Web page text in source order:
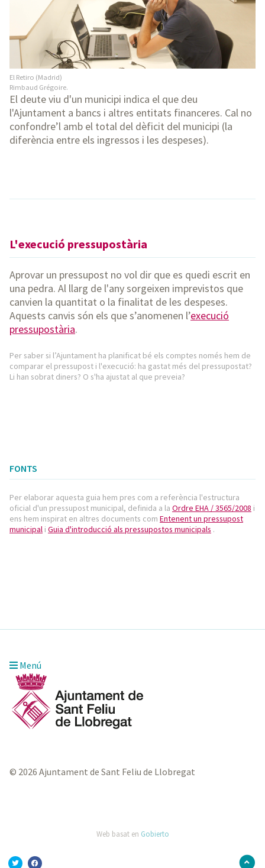
El Retiro (Madrid)
Rimbaud Grégoire.
El deute viu d'un municipi indica el que deu
l'Ajuntament a bancs i altres entitats financeres. Cal no
confondre’l amb el total del dèficit del municipi (la
diferència entre els ingressos i les despeses).
L'execució pressupostària
Aprovar un pressupost no vol dir que es quedi escrit en
una pedra. Al llarg de l'any sorgeixen imprevistos que
canvien la quantitat o la finalitat de les despeses.
Aquests canvis són els que s’anomenen l’execució
pressupostària.
Per saber si l’Ajuntament ha planificat bé els comptes només hem de
comparar el pressupost i l'execució: ha gastat més del pressupostat?
Li han sobrat diners? O s'ha ajustat al que preveia?
FONTS
Per elaborar aquesta guia hem pres com a referència l'estructura
oficial d'un pressupost municipal, definida a la Ordre EHA / 3565/2008 i
ens hem inspirat en altres documents com Entenent un pressupost
municipal i Guia d'introducció als pressupostos municipals .
Menú
© 2026 Ajuntament de Sant Feliu de Llobregat
Web basat en Gobierto